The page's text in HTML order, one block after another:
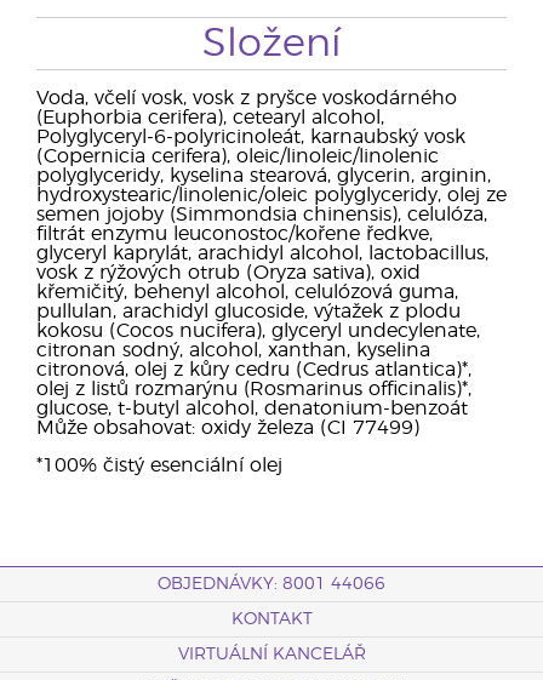
Složení
Voda, včelí vosk, vosk z pryšce voskodárného
(Euphorbia cerifera), cetearyl alcohol,
Polyglyceryl-6-polyricinoleát, karnaubský vosk
(Copernicia cerifera), oleic/linoleic/linolenic
polyglyceridy, kyselina stearová, glycerin, arginin,
hydroxystearic/linolenic/oleic polyglyceridy, olej ze
semen jojoby (Simmondsia chinensis), celulóza,
filtrát enzymu leuconostoc/kořene ředkve,
glyceryl kaprylát, arachidyl alcohol, lactobacillus,
vosk z rýžových otrub (Oryza sativa), oxid
křemičitý, behenyl alcohol, celulózová guma,
pullulan, arachidyl glucoside, výtažek z plodu
kokosu (Cocos nucifera), glyceryl undecylenate,
citronan sodný, alcohol, xanthan, kyselina
citronová, olej z kůry cedru (Cedrus atlantica)*,
olej z listů rozmarýnu (Rosmarinus officinalis)*,
glucose, t-butyl alcohol, denatonium-benzoát
Může obsahovat: oxidy železa (CI 77499)
*100% čistý esenciální olej
OBJEDNÁVKY: 8001 44066
KONTAKT
VIRTUÁLNÍ KANCELÁŘ